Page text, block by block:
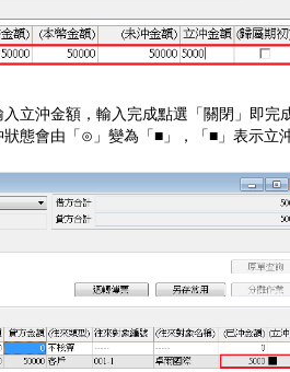
立沖金額，輸入完成點選「關閉」即完
態會由「⊙」變為「■」，「■」表示立